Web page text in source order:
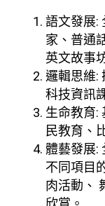
語文發展:
家、普通
英文故事
邏輯思維:
科技資訊
生命教育:
民教育、
體藝發展:
不同項目
肉活動、